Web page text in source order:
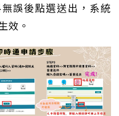
無誤後點選送出，系統
效。